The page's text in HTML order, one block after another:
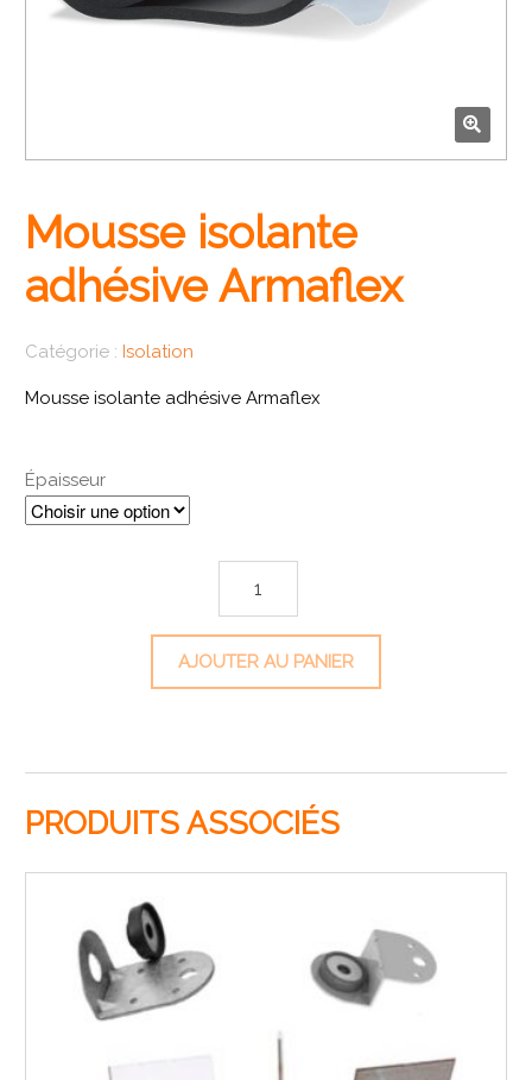
🔍
Mousse isolante
adhésive Armaflex
Catégorie : Isolation
Mousse isolante adhésive Armaflex
Épaisseur
AJOUTER AU PANIER
PRODUITS ASSOCIÉS